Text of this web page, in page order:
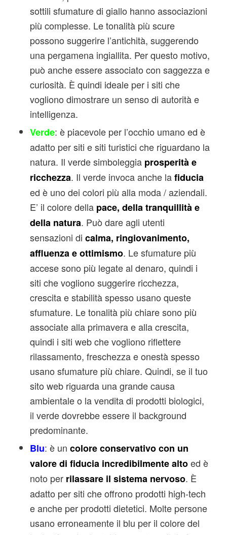
sottili sfumature di giallo hanno associazioni
più complesse. Le tonalità più scure
possono suggerire l’antichità, suggerendo
una pergamena ingiallita. Per questo motivo,
può anche essere associato con saggezza e
curiosità. È quindi ideale per i siti che
vogliono dimostrare un senso di autorità e
intelligenza.
Verde: è piacevole per l’occhio umano ed è
adatto per siti e siti turistici che riguardano la
natura. Il verde simboleggia prosperità e
ricchezza. Il verde invoca anche lafiducia
ed è uno dei colori più alla moda / aziendali.
E’ il colore della pace, della tranquillità e
della natura. Può dare agli utenti
sensazioni di calma, ringiovanimento,
affluenza e ottimismo. Le sfumature più
accese sono più legate al denaro, quindi i
siti che vogliono suggerire ricchezza,
crescita e stabilità spesso usano queste
sfumature. Le tonalità più chiare sono più
associate alla primavera e alla crescita,
quindi i siti web che vogliono riflettere
rilassamento, freschezza e onestà spesso
usano sfumature più chiare. Quindi, se il tuo
sito web riguarda una grande causa
ambientale o la vendita di prodotti biologici,
il verde dovrebbe essere il background
predominante.
Blu: è un colore conservativo con un
valore di fiducia incredibilmente altoed è
noto per rilassare il sistema nervoso. È
adatto per siti che offrono prodotti high-tech
e anche per prodotti dietetici. Molte persone
usano erroneamente il blu per il colore del